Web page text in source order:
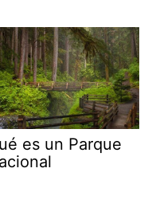
es un Parque